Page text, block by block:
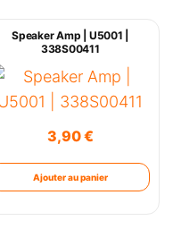
Speaker Amp | U5001 |
338S00411
3,90€
Ajouter au panier